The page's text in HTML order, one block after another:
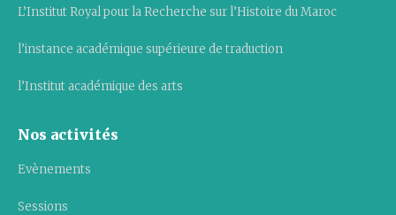
L’Institut Royal pour la Recherche sur l’Histoire du Maroc
l’instance académique supérieure de traduction
l’Institut académique des arts
Nos activités
Evènements
Sessions